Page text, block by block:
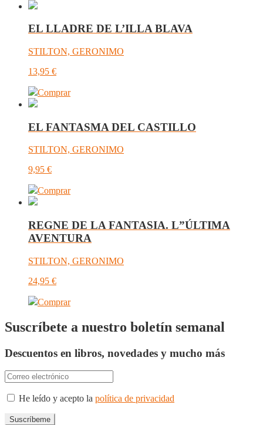
EL LLADRE DE L’ILLA BLAVA
STILTON, GERONIMO
13,95 €
Comprar
EL FANTASMA DEL CASTILLO
STILTON, GERONIMO
9,95 €
Comprar
REGNE DE LA FANTASIA. L”ÚLTIMA
AVENTURA
STILTON, GERONIMO
24,95 €
Comprar
Suscríbete a nuestro boletín semanal
Descuentos en libros, novedades y mucho más
He leído y acepto la política de privacidad